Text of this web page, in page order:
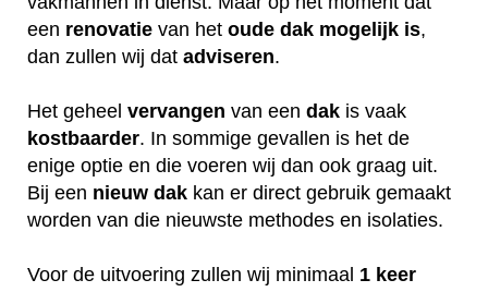
een renovatie van het oude dak mogelijk is,
dan zullen wij dat adviseren.
Het geheel vervangen van een dak is vaak
kostbaarder. In sommige gevallen is het de
enige optie en die voeren wij dan ook graag uit.
Bij een nieuw dak kan er direct gebruik gemaakt
worden van die nieuwste methodes en isolaties.
Voor de uitvoering zullen wij minimaal 1 keer